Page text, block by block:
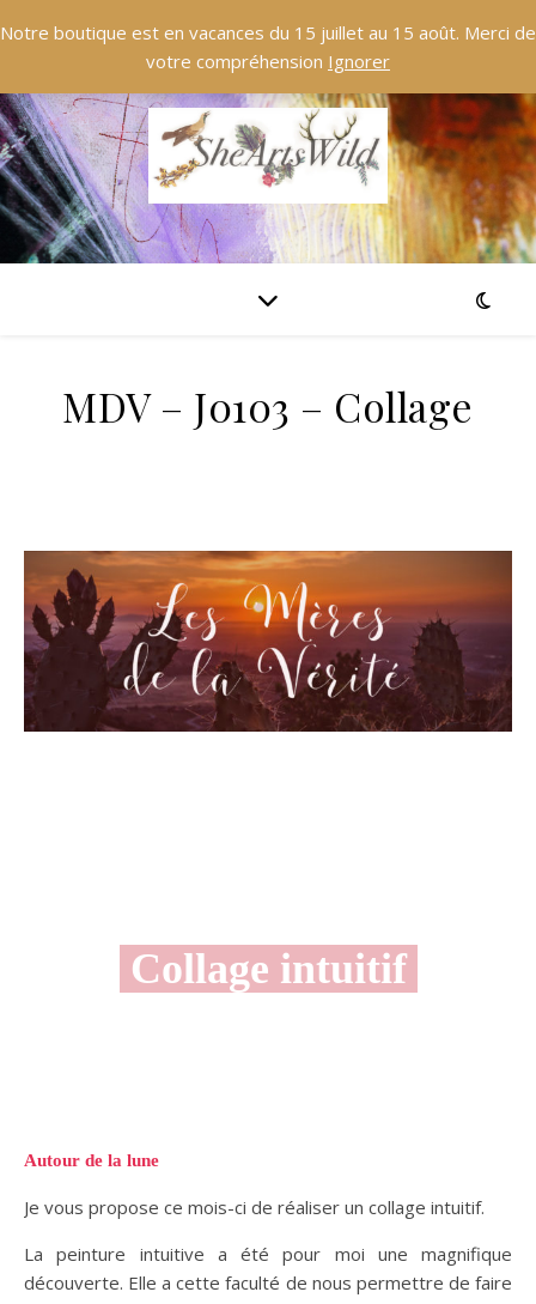
Notre boutique est en vacances du 15 juillet au 15 août. Merci de
votre compréhension Ignorer
MDV – J0103 – Collage
Collage intuitif
Autour de la lune
Je vous propose ce mois-ci de réaliser un collage intuitif.
La peinture intuitive a été pour moi une magnifique
découverte. Elle a cette faculté de nous permettre de faire